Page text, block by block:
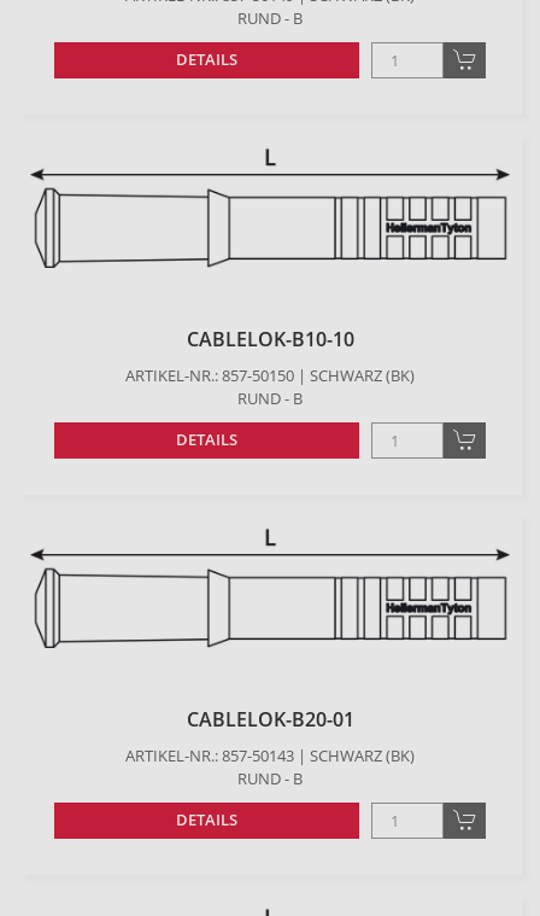
RUND - B
DETAILS
CABLELOK-B10-10
ARTIKEL-NR.: 857-50150 | SCHWARZ (BK)
RUND - B
DETAILS
CABLELOK-B20-01
ARTIKEL-NR.: 857-50143 | SCHWARZ (BK)
RUND - B
DETAILS